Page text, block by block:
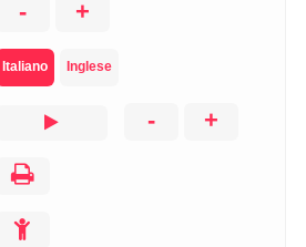
- +
Italiano Inglese
- +